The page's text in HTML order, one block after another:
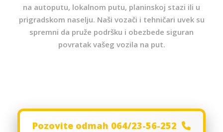
na autoputu, lokalnom putu, planinskoj stazi ili u
prigradskom naselju. Naši vozači i tehničari uvek su
spremni da pruže podršku i obezbede siguran
povratak vašeg vozila na put.
Pozovite odmah 064/23-56-252